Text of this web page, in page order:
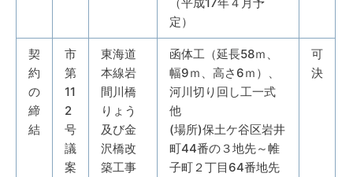
定）
契
約
の
締
結
市
第
11
2
号
議
案
東海道
本線岩
間川橋
りょう
及び金
沢橋改
築工事
函体工（延長58ｍ、
幅9ｍ、高さ6ｍ）、
河川切り回し工一式
他
(場所)保土ケ谷区岩井
町44番の３地先～帷
子町２丁目64番地先
可
決